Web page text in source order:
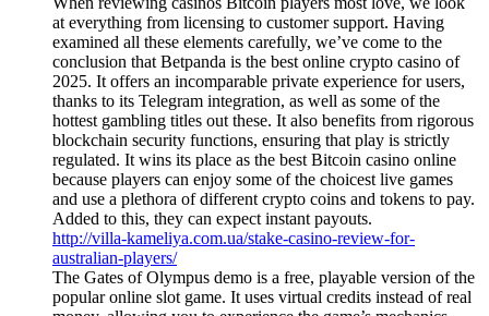
at everything from licensing to customer support. Having
examined all these elements carefully, we’ve come to the
conclusion that Betpanda is the best online crypto casino of
2025. It offers an incomparable private experience for users,
thanks to its Telegram integration, as well as some of the
hottest gambling titles out these. It also benefits from rigorous
blockchain security functions, ensuring that play is strictly
regulated. It wins its place as the best Bitcoin casino online
because players can enjoy some of the choicest live games
and use a plethora of different crypto coins and tokens to pay.
Added to this, they can expect instant payouts.
http://villa-kameliya.com.ua/stake-casino-review-for-
australian-players/
The Gates of Olympus demo is a free, playable version of the
popular online slot game. It uses virtual credits instead of real